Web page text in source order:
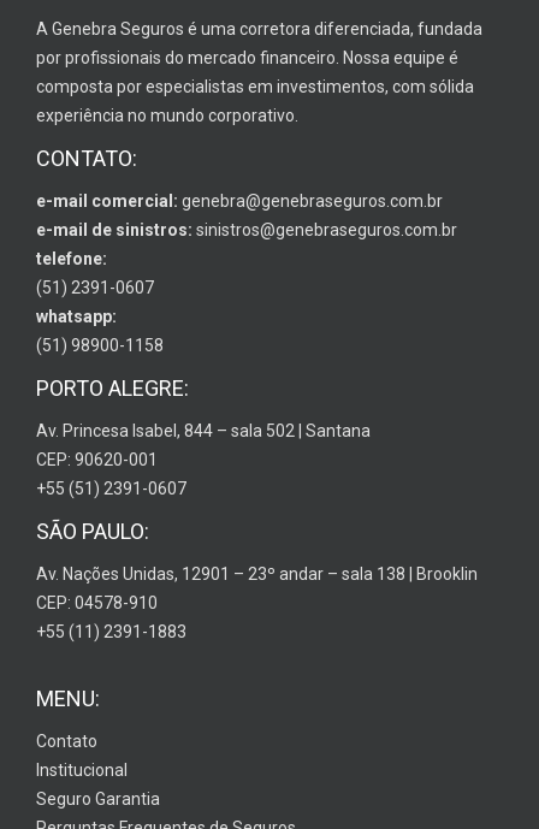
A Genebra Seguros é uma corretora diferenciada, fundada
por profissionais do mercado financeiro. Nossa equipe é
composta por especialistas em investimentos, com sólida
experiência no mundo corporativo.
CONTATO:
e-mail comercial: genebra@genebraseguros.com.br
e-mail de sinistros: sinistros@genebraseguros.com.br
telefone:
(51) 2391-0607
whatsapp:
(51) 98900-1158
PORTO ALEGRE:
Av. Princesa Isabel, 844 – sala 502 | Santana
CEP: 90620-001
+55 (51) 2391-0607
SÃO PAULO:
Av. Nações Unidas, 12901 – 23º andar – sala 138 | Brooklin
CEP: 04578-910
+55 (11) 2391-1883
MENU:
Contato
Institucional
Seguro Garantia